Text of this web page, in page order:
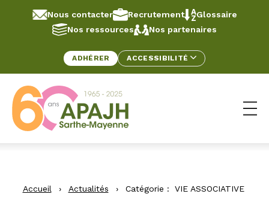
Aller au contenu
Nous contacter Recrutement
Glossaire
Nos ressources
Nos partenaires
ADHÉRER ACCESSIBILITÉ
Accueil › Actualités › Catégorie : VIE ASSOCIATIVE
Panneau de gestion des cookies